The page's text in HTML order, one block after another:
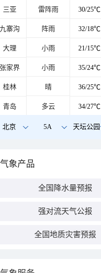
三亚 雷阵雨 30/25℃
九寨沟 阵雨 32/18℃
大理 小雨 21/15℃
张家界 小雨 35/24℃
桂林 晴 36/25℃
青岛 多云 34/27℃
北京 5A 天坛公园
气象产品
全国降水量预报
强对流天气公报
全国地质灾害预报